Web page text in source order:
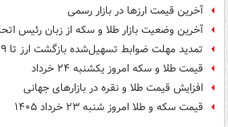
آخرین قیمت ارزها در بازار رسمی
آخرین وضعیت بازار طلا و سکه از زبان رئیس
تمدید مهلت ضوابط تسهیل‌شده بازگشت ارز تا ۹ تیرماه ۱۴۰۵
قیمت طلا و سکه امروز یکشنبه ۲۴ خرداد
افزایش قیمت طلا و نقره در بازارهای جهانی
قیمت سکه و طلا امروز شنبه ۲۳ خرداد ۱۴۰۵